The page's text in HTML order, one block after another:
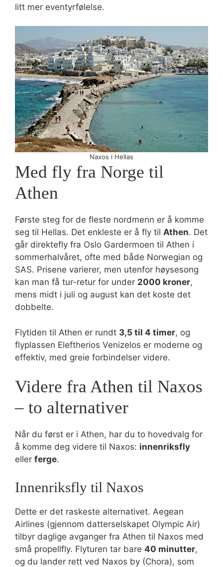
litt mer eventyrfølelse.
Naxos i Hellas
Med fly fra Norge til
Athen
Første steg for de fleste nordmenn er å komme
seg til Hellas. Det enkleste er å fly til Athen. Det
går direktefly fra Oslo Gardermoen til Athen i
sommerhalvåret, ofte med både Norwegian og
SAS. Prisene varierer, men utenfor høysesong
kan man få tur-retur for under 2000 kroner,
mens midt i juli og august kan det koste det
dobbelte.
Flytiden til Athen er rundt 3,5 til 4 timer, og
flyplassen Eleftherios Venizelos er moderne og
effektiv, med greie forbindelser videre.
Videre fra Athen til Naxos
– to alternativer
Når du først er i Athen, har du to hovedvalg for
å komme deg videre til Naxos: innenriksfly
eller ferge.
Innenriksfly til Naxos
Dette er det raskeste alternativet. Aegean
Airlines (gjennom datterselskapet Olympic Air)
tilbyr daglige avganger fra Athen til Naxos med
små propellfly. Flyturen tar bare 40 minutter,
og du lander rett ved Naxos by (Chora), som